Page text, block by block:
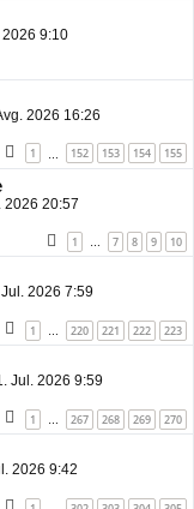
2026 9:10
2026 16:26
1 152 153 154 155
2026 20:57
1 … 7 8 9 10
2026 7:59
1 … 220 221 222 223
Jul. 2026 9:59
1 … 267 268 269 270
2026 9:42